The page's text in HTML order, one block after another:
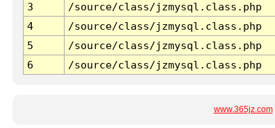
3
/source/class/jzmysql.class.php
4
/source/class/jzmysql.class.php
5
/source/class/jzmysql.class.php
6
/source/class/jzmysql.class.php
www.365jz.com